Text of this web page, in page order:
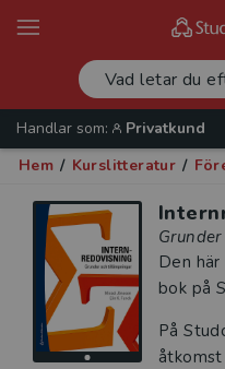
Handlar som:
Privatkund
Hem / Kurslitteratur /
Den
bok på
På